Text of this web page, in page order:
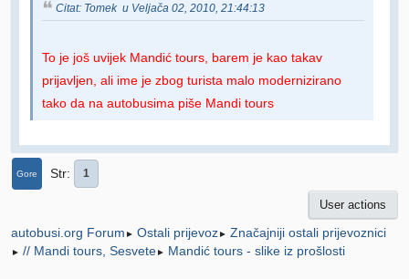
Citat: Tomek u Veljača 02, 2010, 21:44:13
To je još uvijek Mandić tours, barem je kao takav
prijavljen, ali ime je zbog turista malo modernizirano
tako da na autobusima piše Mandi tours
Gore Str 1
User actions
autobusi.org Forum ► Ostali prijevoz► Značajniji ostali prijevoznici
► // Mandi tours, Sesvete► Mandić tours - slike iz prošlosti